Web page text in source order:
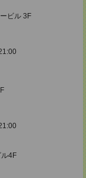
ビル 3F
4F